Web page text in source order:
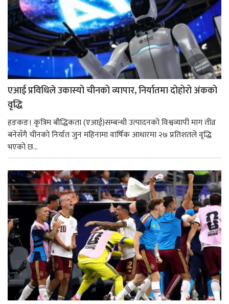
एआई प्रविधिले उकास्यो चीनको व्यापार, निर्यातमा दोहोरो अंकको
वृद्धि
हङकङ। कृत्रिम बौद्धिकता (एआई)सम्बन्धी उत्पादनको विश्वव्यापी माग तीव्र
बनेसँगै चीनको निर्यात जुन महिनामा वार्षिक आधारमा २७ प्रतिशतले वृद्धि
भएको छ...